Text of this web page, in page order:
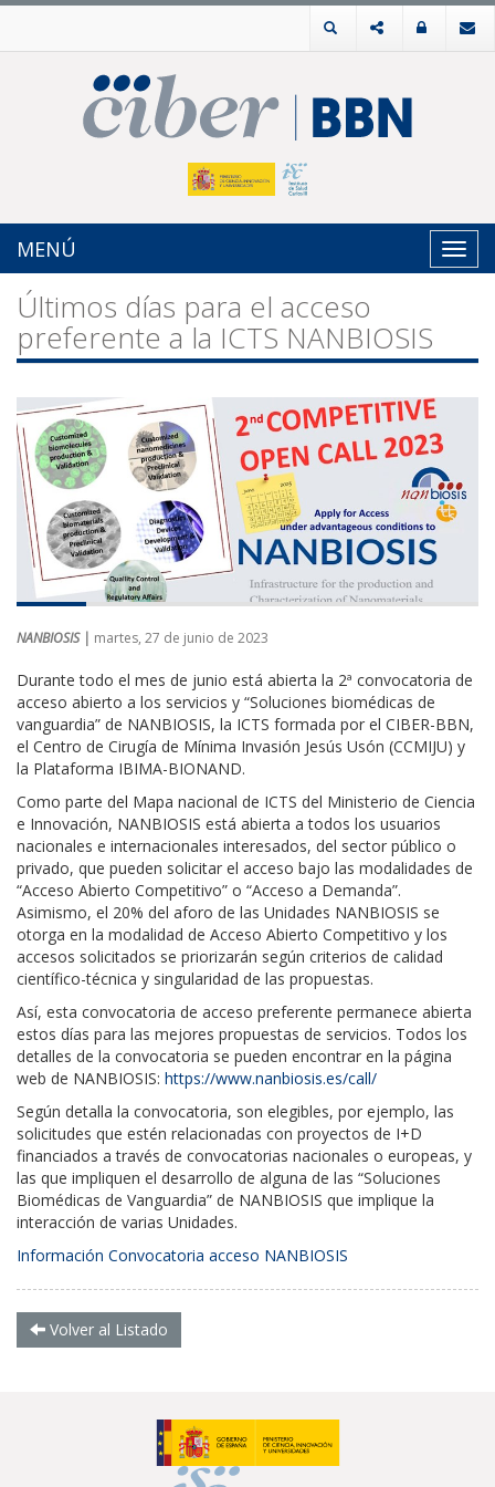
MENÚ
Últimos días para el acceso
preferente a la ICTS NANBIOSIS
NANBIOSIS | martes, 27 de junio de 2023
Durante todo el mes de junio está abierta la 2ª convocatoria de
acceso abierto a los servicios y “Soluciones biomédicas de
vanguardia” de NANBIOSIS, la ICTS formada por el CIBER-BBN,
el Centro de Cirugía de Mínima Invasión Jesús Usón (CCMIJU) y
la Plataforma IBIMA-BIONAND.
Como parte del Mapa nacional de ICTS del Ministerio de Ciencia
e Innovación, NANBIOSIS está abierta a todos los usuarios
nacionales e internacionales interesados, del sector público o
privado, que pueden solicitar el acceso bajo las modalidades de
“Acceso Abierto Competitivo” o “Acceso a Demanda”.
Asimismo, el 20% del aforo de las Unidades NANBIOSIS se
otorga en la modalidad de Acceso Abierto Competitivo y los
accesos solicitados se priorizarán según criterios de calidad
científico-técnica y singularidad de las propuestas.
Así, esta convocatoria de acceso preferente permanece abierta
estos días para las mejores propuestas de servicios. Todos los
detalles de la convocatoria se pueden encontrar en la página
web de NANBIOSIS: https://www.nanbiosis.es/call/
Según detalla la convocatoria, son elegibles, por ejemplo, las
solicitudes que estén relacionadas con proyectos de I+D
financiados a través de convocatorias nacionales o europeas, y
las que impliquen el desarrollo de alguna de las “Soluciones
Biomédicas de Vanguardia” de NANBIOSIS que implique la
interacción de varias Unidades.
Información Convocatoria acceso NANBIOSIS
Volver al Listado